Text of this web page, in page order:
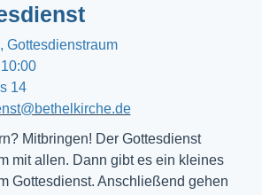
Gottesdienstraum
14
Mitbringen! Der Gottesdienst
mit allen. Dann gibt es ein kleines
Gottesdienst. Anschließend gehen